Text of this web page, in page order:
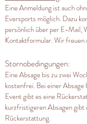
Eine Anmeldung ist auch
Eversports möglich. Dazu
persönlich über per E-Mail,
Kontaktformular. Wir freuen
Stornobedingungen:
Eine Absage bis zu zwei
kostenfrei. Bei einer Absage
Event gibt es eine
kurzfristigeren Absagen gibt
Rückerstattung.